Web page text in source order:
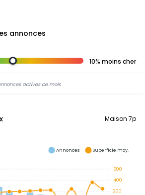
annonces
10% moins cher
actives ce mois
Maison 7p
600
400
200
Annonces Superficie moy.